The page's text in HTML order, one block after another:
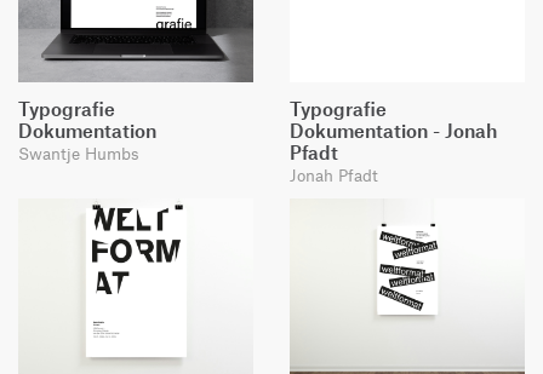
Typografie
Dokumentation
Swantje Humbs
Typografie
Dokumentation - Jonah
Pfadt
Jonah Pfadt